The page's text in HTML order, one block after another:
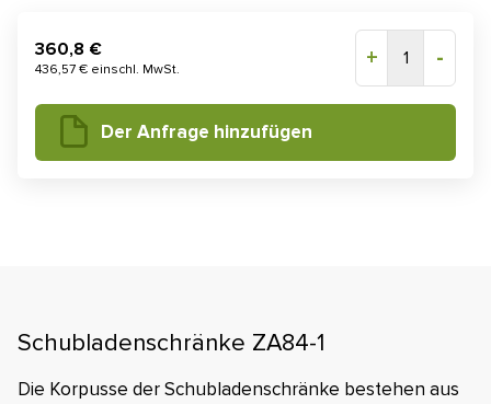
360,8 €
436,57 € einschl. MwSt. + 1 -
Der Anfrage hinzufügen
Schubladenschränke ZA84-1
Die Korpusse der Schubladenschränke bestehen aus